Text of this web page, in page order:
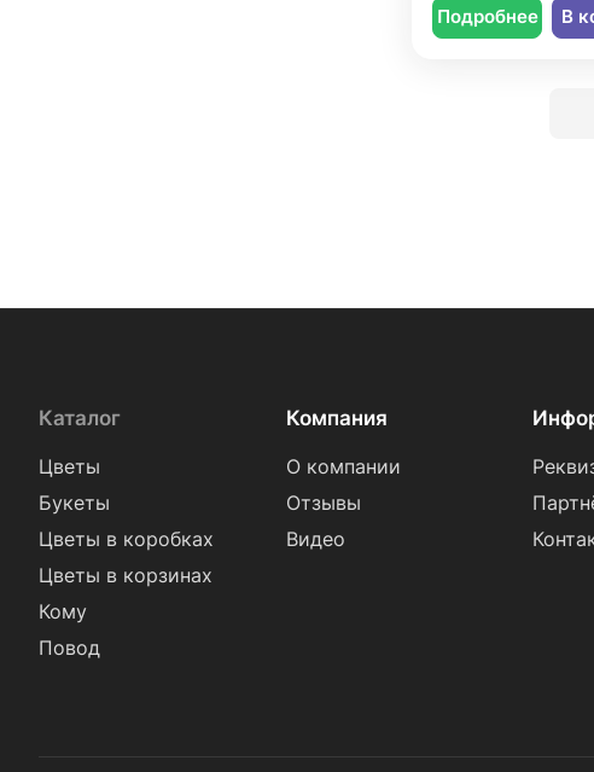
Подробнее В
Каталог
Цветы
Букеты
Цветы в коробках
Цветы в корзинах
Кому
Повод
Компания
О компании
Отзывы
Видео